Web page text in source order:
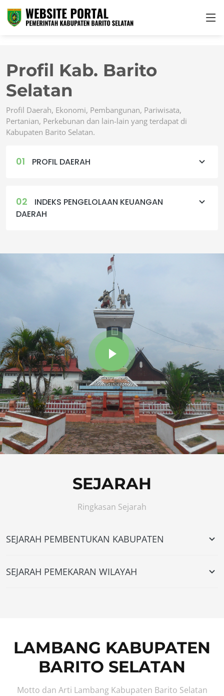
Profil Kab. Barito
Selatan
Profil Daerah, Ekonomi, Pembangunan, Pariwisata,
Pertanian, Perkebunan dan lain-lain yang terdapat di
Kabupaten Barito Selatan.
01 PROFIL DAERAH
02
INDEKS PENGELOLAAN KEUANGAN
DAERAH
SEJARAH
Ringkasan Sejarah
SEJARAH PEMBENTUKAN KABUPATEN
SEJARAH PEMEKARAN WILAYAH
LAMBANG KABUPATEN
BARITO SELATAN
Motto dan Arti Lambang Kabupaten Barito Selatan